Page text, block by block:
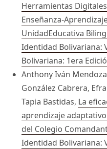
Herramientas
Enseñanza-
UnidadEducativa
Identidad Bolivariana:
Bolivariana: 1era
Anthony Iván
González Cabrera,
Tapia Bastidas, La
aprendizaje
del Colegio
Identidad Bolivariana: